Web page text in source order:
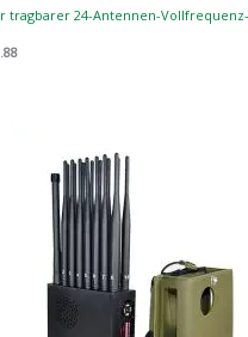
tragbarer 24-Antennen-
$839.99.